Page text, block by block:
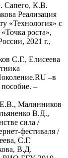
Сапего, К.В.
Реализация
«Технология» с
роста»,
2021 г.,
С.Г., Елисеева
–в
–
Малинников
В.Д.,
сила /
фестиваля /
С.Г.
В.Д.